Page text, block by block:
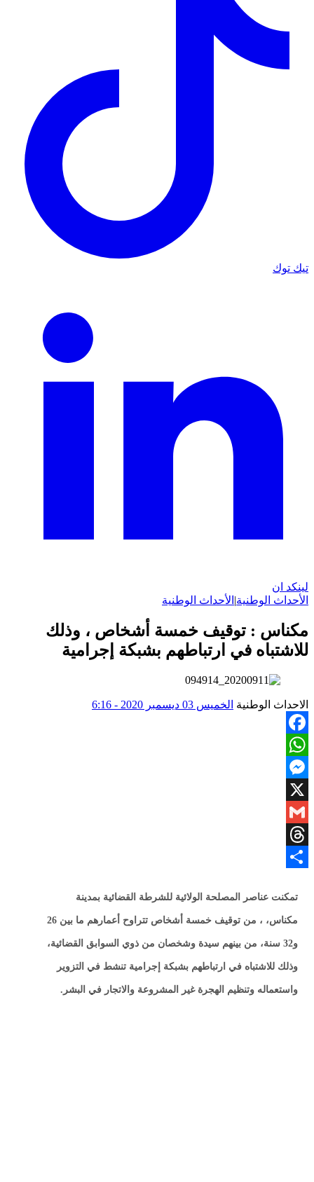
تيك توك
لينكد ان
الأحداث الوطنية| الأحداث الوطنية
مكناس : توقيف خمسة أشخاص ، وذلك
للاشتباه في ارتباطهم بشبكة إجرامية
الاحداث الوطنية الخميس 03 ديسمبر 2020 - 6:16
Facebook
WhatsApp
Messenger
X
Gmail
Threads
تمكنت عناصر المصلحة الولائية للشرطة القضائية بمدينة
مكناس، ، من توقيف خمسة أشخاص تتراوح أعمارهم ما بين 26
و32 سنة، من بينهم سيدة وشخصان من ذوي السوابق القضائية،
وذلك للاشتباه في ارتباطهم بشبكة إجرامية تنشط في التزوير
واستعماله وتنظيم الهجرة غير المشروعة والاتجار في البشر.